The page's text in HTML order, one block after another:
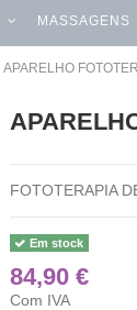
MASSAGENS
APARELHO
FOTOTERAPIA
Em stock
84,90 €
Com IVA